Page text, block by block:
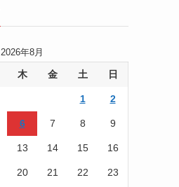
2026年8月
木 金 土 日
1 2
6 7 8 9
13 14 15 16
20 21 22 23